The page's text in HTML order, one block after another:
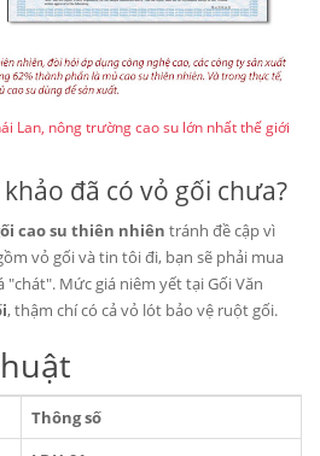
Lan, nông trường cao su lớn nhất thế giới
đã có vỏ gối chưa?
cao su thiên nhiên tránh đề cập vì
vỏ gối và tin tôi đi, bạn sẽ phải mua
Mức giá niêm yết tại Gối Văn
, thậm chí có cả vỏ lót bảo vệ ruột gối.
Thông số